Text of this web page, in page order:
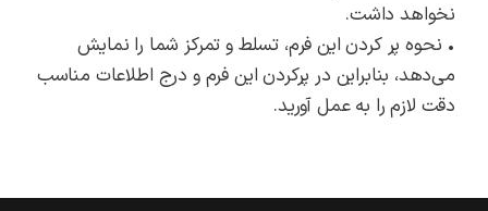
نخواهد داشت.
• نحوه پر کردن این فرم، تسلط و تمرکز شما را نمایش
می‌دهد، بنابراین در پر‌کردن این فرم و درج اطلاعات مناسب
دقت لازم را به عمل آورید.